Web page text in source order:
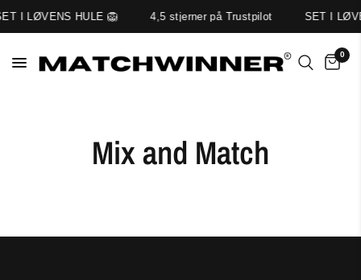
I LØVENS HULE 🦁 4,5 stjerner på Trustpilot SET I
0
Mix and Match